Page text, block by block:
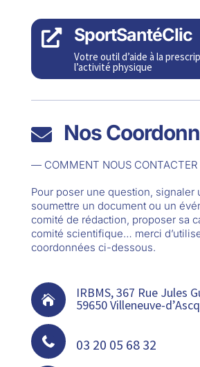
 SportSantéClic
Votre outil d’aide à la
l’activité physique
 Nos
— COMMENT NOUS
Pour poser une question, signaler
soumettre un document ou un
comité de rédaction, proposer sa
comité scientifique… merci
coordonnées ci-dessous.
 IRBMS, 367 Rue Jules
59650 Villeneuve-d’Ascq
 03 20 05 68 32